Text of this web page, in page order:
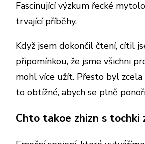
Fascinující výzkum řecké
trvající příběhy.
Když jsem dokončil čtení, cítil
připomínkou, že jsme všichni
mohl více užít. Přesto byl
to obtížné, abych se plně
Chto takoe zhizn s tochki